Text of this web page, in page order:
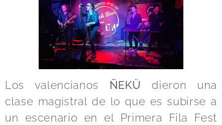
Los valencianos ÑEKÜ dieron una
clase magistral de lo que es subirse a
un escenario en el Primera Fila Fest